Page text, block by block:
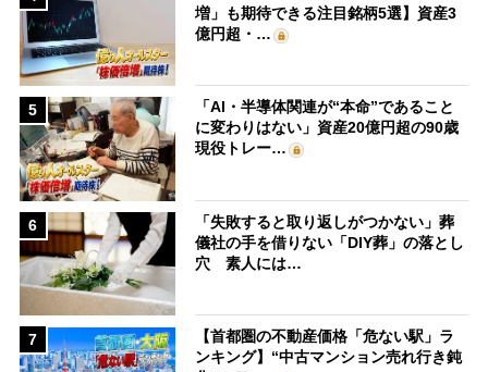
増」も期待できる注目銘柄5選】資産3
億円超・…
5
「AI・半導体関連が“本命”であること
に変わりはない」資産20億円超の90歳
現役トレー…
6
「失敗すると取り返しがつかない」葬
儀社の手を借りない「DIY葬」の落とし
穴 素人には…
7
【首都圏の不動産価格「危ない駅」ラ
ンキング】“中古マンション売れ行き鈍